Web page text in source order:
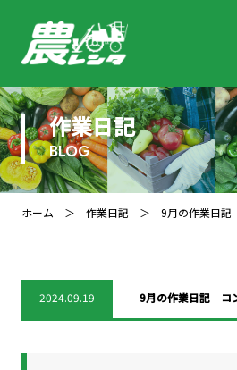
作業日記
BLOG
ホーム ＞ 作業日記 ＞ 9月の作業日記
2024.09.19 9月の作業日記 コ